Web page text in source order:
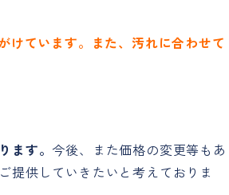
けています。また、汚れに合わせて
ます。 今後、また価格の変更等もあ
提供していきたいと考えておりま